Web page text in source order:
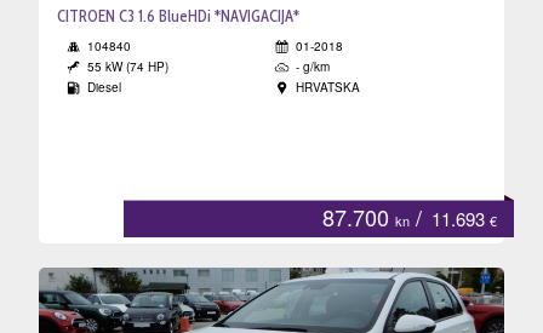
CITROEN C3 1.6 BlueHDi *NAVIGACIJA*
104840
01-2018
55 kW (74 HP)
- g/km
Diesel
HRVATSKA
87.700 kn / 11.693 €